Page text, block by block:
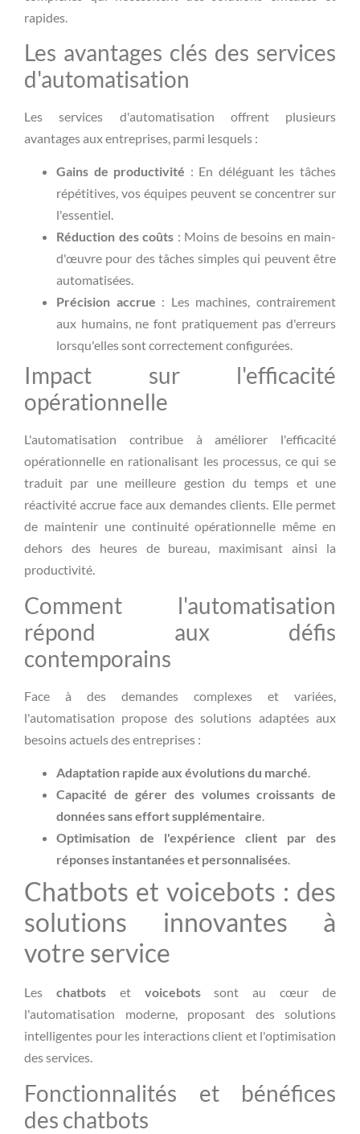
rapides.
Les avantages clés des services
d'automatisation
Les services d'automatisation offrent plusieurs
avantages aux entreprises, parmi lesquels :
Gains de productivité : En déléguant les tâches
répétitives, vos équipes peuvent se concentrer sur
l'essentiel.
Réduction des coûts : Moins de besoins en main-
d'œuvre pour des tâches simples qui peuvent être
automatisées.
Précision accrue : Les machines, contrairement
aux humains, ne font pratiquement pas d'erreurs
lorsqu'elles sont correctement configurées.
Impact sur l'efficacité
opérationnelle
L'automatisation contribue à améliorer l'efficacité
opérationnelle en rationalisant les processus, ce qui se
traduit par une meilleure gestion du temps et une
réactivité accrue face aux demandes clients. Elle permet
de maintenir une continuité opérationnelle même en
dehors des heures de bureau, maximisant ainsi la
productivité.
Comment l'automatisation
répond aux défis
contemporains
Face à des demandes complexes et variées,
l'automatisation propose des solutions adaptées aux
besoins actuels des entreprises :
Adaptation rapide aux évolutions du marché.
Capacité de gérer des volumes croissants de
données sans effort supplémentaire.
Optimisation de l'expérience client par des
réponses instantanées et personnalisées.
Chatbots et voicebots : des
solutions innovantes à
votre service
Les chatbotset voicebotssont au cœur de
l'automatisation moderne, proposant des solutions
intelligentes pour les interactions client et l'optimisation
des services.
Fonctionnalités et bénéfices
des chatbots